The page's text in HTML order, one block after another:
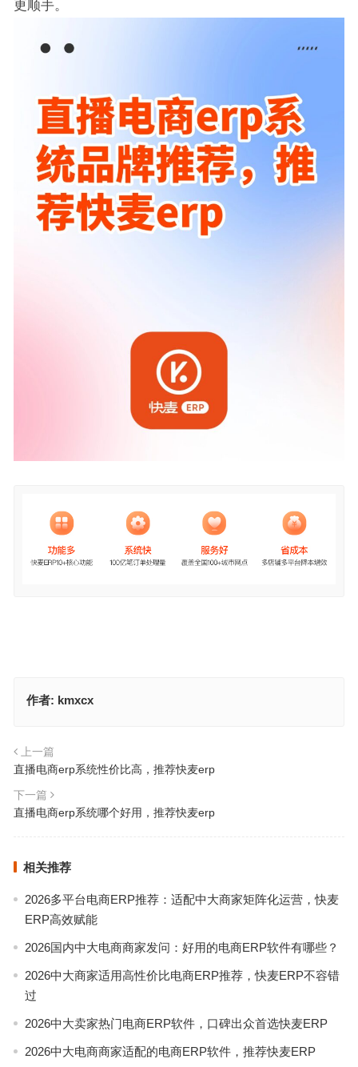
更顺手。
作者: kmxcx
上一篇
直播电商erp系统性价比高，推荐快麦erp
下一篇
直播电商erp系统哪个好用，推荐快麦erp
相关推荐
2026多平台电商ERP推荐：适配中大商家矩阵化运营，快麦
ERP高效赋能
2026国内中大电商商家发问：好用的电商ERP软件有哪些？
2026中大商家适用高性价比电商ERP推荐，快麦ERP不容错
过
2026中大卖家热门电商ERP软件，口碑出众首选快麦ERP
2026中大电商商家适配的电商ERP软件，推荐快麦ERP